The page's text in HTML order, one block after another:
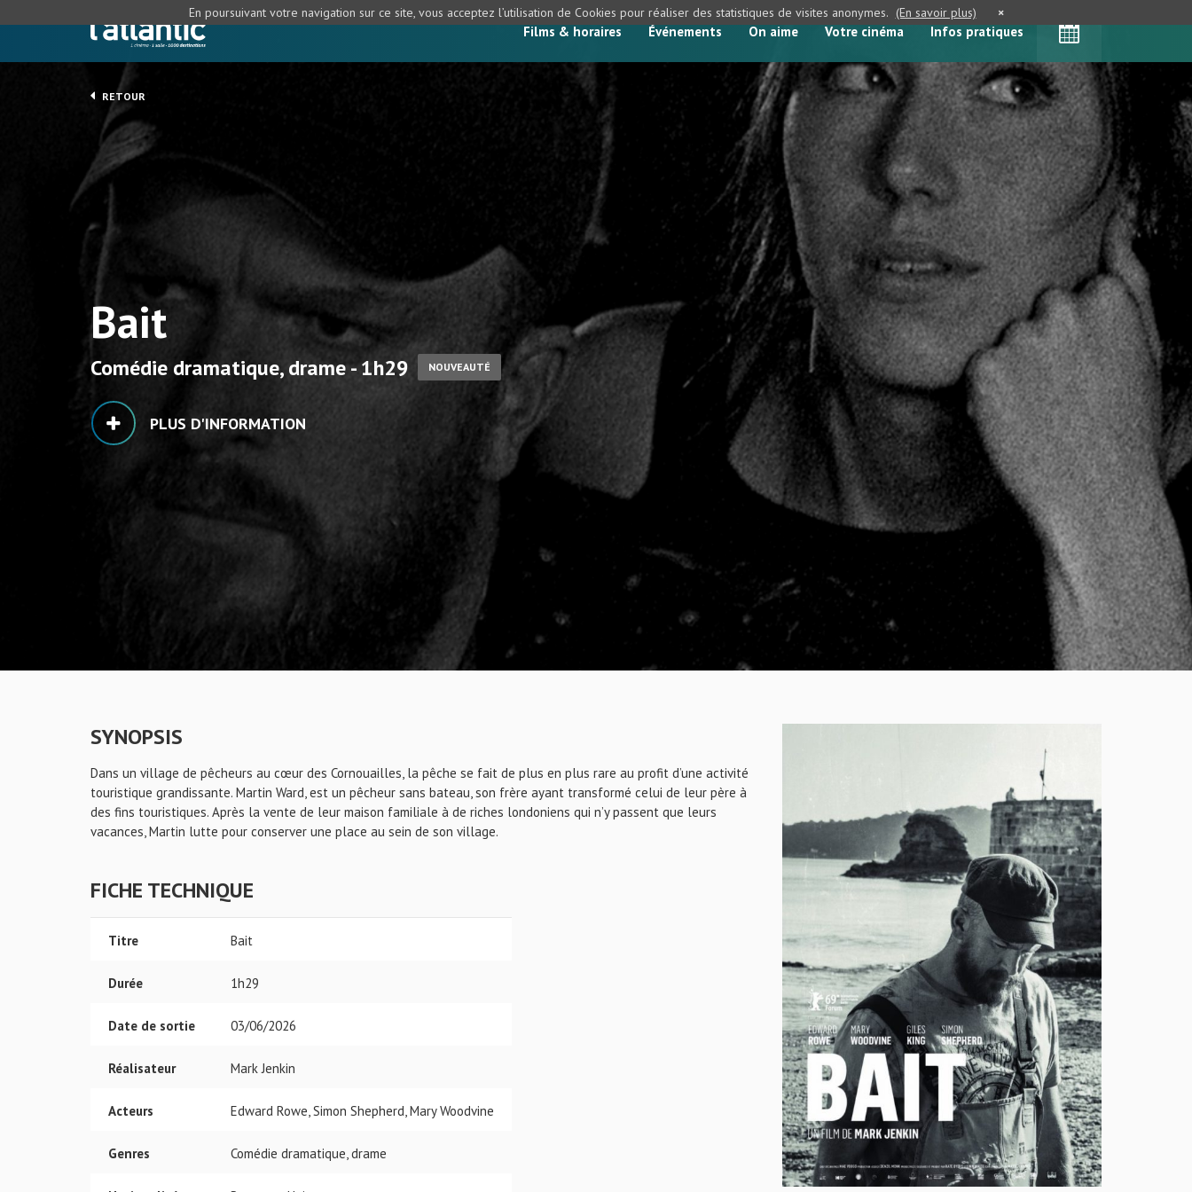
Films & horaires Événements On aime Votre cinéma Infos pratiques
RETOUR
Bait
Comédie dramatique, drame - 1h29 NOUVEAUTÉ
PLUS D'INFORMATION
SYNOPSIS
Dans un village de pêcheurs au cœur des Cornouailles, la pêche se fait de plus en plus rare au profit d’une activité
touristique grandissante. Martin Ward, est un pêcheur sans bateau, son frère ayant transformé celui de leur père à
des fins touristiques. Après la vente de leur maison familiale à de riches londoniens qui n’y passent que leurs
vacances, Martin lutte pour conserver une place au sein de son village.
FICHE TECHNIQUE
Titre Bait
Durée 1h29
Date de sortie 03/06/2026
Réalisateur Mark Jenkin
Acteurs Edward Rowe, Simon Shepherd, Mary Woodvine
Genres Comédie dramatique, drame
En poursuivant votre navigation sur ce site, vous acceptez l’utilisation de Cookies pour réaliser des statistiques de visites anonymes. (En savoir plus) ×